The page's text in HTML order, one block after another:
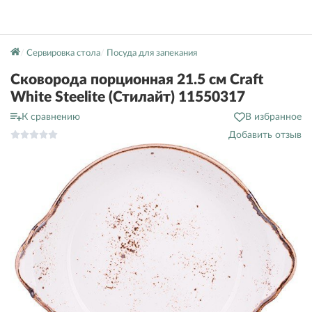
Сервировка стола Посуда для запекания
Сковорода порционная 21.5 см Craft
White Steelite (Стилайт) 11550317
К сравнению
В избранное
Добавить отзыв